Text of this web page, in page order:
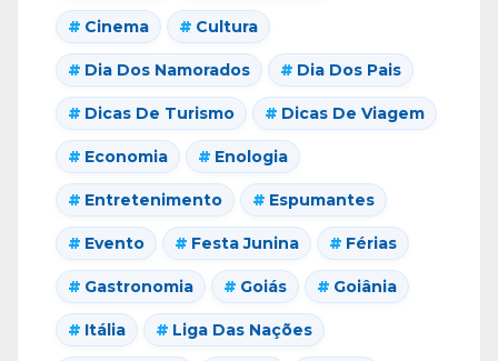
Cinema Cultura
Dia Dos Namorados Dia Dos Pais
Dicas De Turismo Dicas De Viagem
Economia Enologia
Entretenimento Espumantes
Evento Festa Junina Férias
Gastronomia Goiás Goiânia
Itália Liga Das Nações